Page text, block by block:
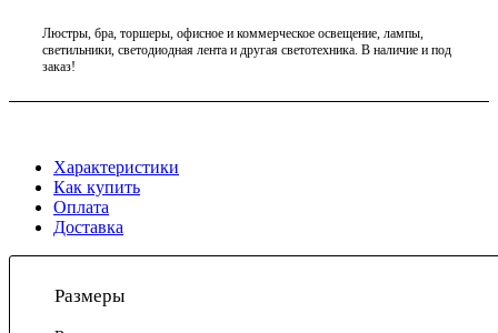
Люстры, бра, торшеры, офисное и коммерческое освещение, лампы,
светильники, светодиодная лента и другая светотехника. В наличие и под
заказ!
Характеристики
Как купить
Оплата
Доставка
Размеры